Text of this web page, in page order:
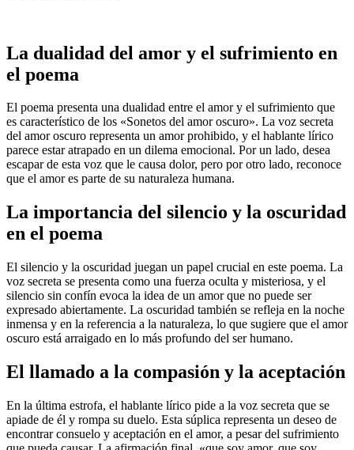
La dualidad del amor y el sufrimiento en
el poema
El poema presenta una dualidad entre el amor y el sufrimiento que
es característico de los «Sonetos del amor oscuro». La voz secreta
del amor oscuro representa un amor prohibido, y el hablante lírico
parece estar atrapado en un dilema emocional. Por un lado, desea
escapar de esta voz que le causa dolor, pero por otro lado, reconoce
que el amor es parte de su naturaleza humana.
La importancia del silencio y la oscuridad
en el poema
El silencio y la oscuridad juegan un papel crucial en este poema. La
voz secreta se presenta como una fuerza oculta y misteriosa, y el
silencio sin confín evoca la idea de un amor que no puede ser
expresado abiertamente. La oscuridad también se refleja en la noche
inmensa y en la referencia a la naturaleza, lo que sugiere que el amor
oscuro está arraigado en lo más profundo del ser humano.
El llamado a la compasión y la aceptación
En la última estrofa, el hablante lírico pide a la voz secreta que se
apiade de él y rompa su duelo. Esta súplica representa un deseo de
encontrar consuelo y aceptación en el amor, a pesar del sufrimiento